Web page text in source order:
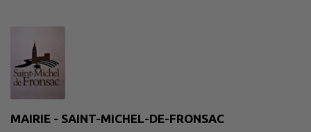
MAIRIE - SAINT-MICHEL-DE-FRONSAC